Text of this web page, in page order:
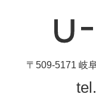
〒509-5171 岐